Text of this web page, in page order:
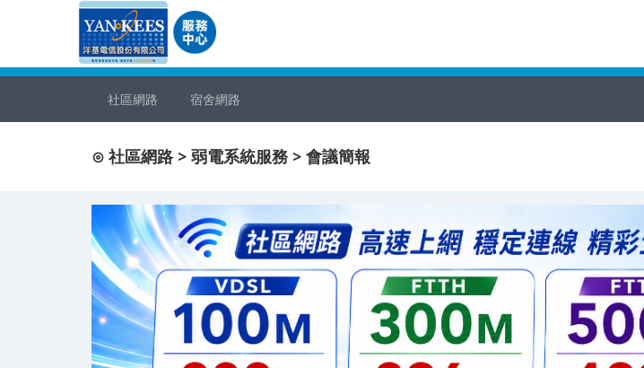
社區網路 宿舍網路
⊙ 社區網路 > 弱電系統服務 > 會議簡報